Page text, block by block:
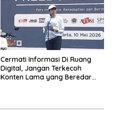
Cermati Informasi Di Ruang
Digital, Jangan Terkecoh
Konten Lama yang Beredar